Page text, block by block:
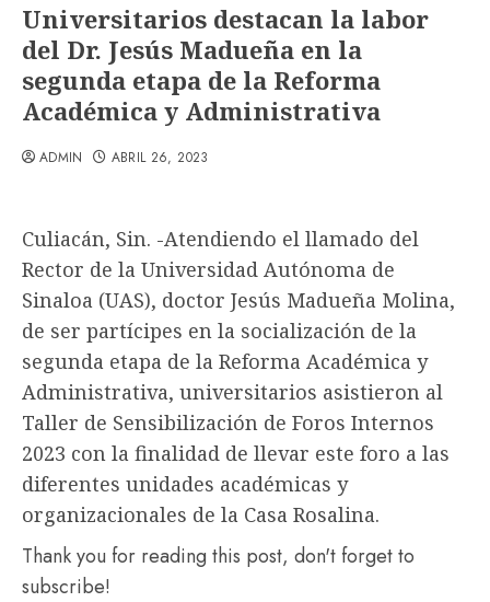
Universitarios destacan la labor
del Dr. Jesús Madueña en la
segunda etapa de la Reforma
Académica y Administrativa
ADMIN ABRIL 26, 2023
Culiacán, Sin. -Atendiendo el llamado del
Rector de la Universidad Autónoma de
Sinaloa (UAS), doctor Jesús Madueña Molina,
de ser partícipes en la socialización de la
segunda etapa de la Reforma Académica y
Administrativa, universitarios asistieron al
Taller de Sensibilización de Foros Internos
2023 con la finalidad de llevar este foro a las
diferentes unidades académicas y
organizacionales de la Casa Rosalina.
Thank you for reading this post, don't forget to
subscribe!